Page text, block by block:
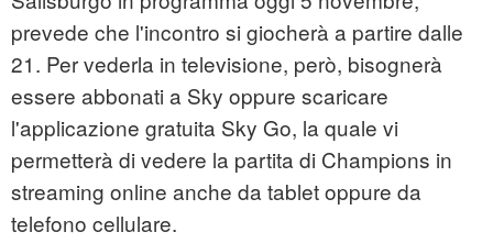
prevede che l'incontro si giocherà a partire dalle
21. Per vederla in televisione, però, bisognerà
essere abbonati a Sky oppure scaricare
l'applicazione gratuita Sky Go, la quale vi
permetterà di vedere la partita di Champions in
streaming online anche da tablet oppure da
telefono cellulare.